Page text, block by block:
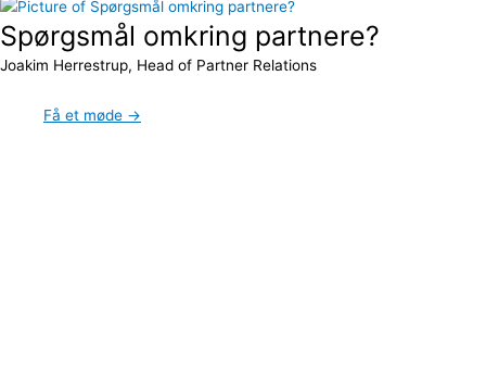
Spørgsmål omkring partnere?
Joakim Herrestrup, Head of Partner Relations
Få et møde →